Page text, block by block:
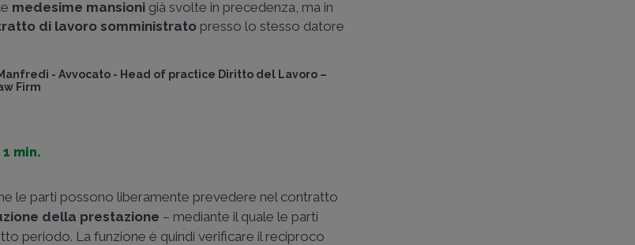
medesime mansioni già svolte in precedenza, ma in
di lavoro somministrato presso lo stesso datore
-Avvocato - Head of practice Diritto del Lavoro –
Firm
1 min.
le parti possono liberamente prevedere nel contratto
della prestazione – mediante il quale le parti
periodo. La funzione è quindi verificare il reciproco